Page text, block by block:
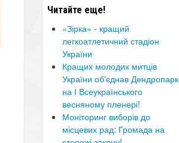
Читайте еще!
«Зірка» - кращий
легкоатлетичний стадіон
України
Кращих молодих митців
України об'єднав Дендропарк
на І Всеукраїнського
весняному пленері!
Моніторинг виборів до
місцевих рад: Громада на